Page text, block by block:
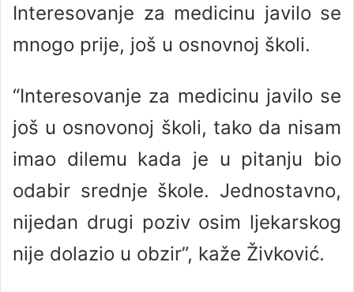
Interesovanje za medicinu javilo se
mnogo prije, još u osnovnoj školi.
“Interesovanje za medicinu javilo se
još u osnovonoj školi, tako da nisam
imao dilemu kada je u pitanju bio
odabir srednje škole. Jednostavno,
nijedan drugi poziv osim ljekarskog
nije dolazio u obzir”, kaže Živković.